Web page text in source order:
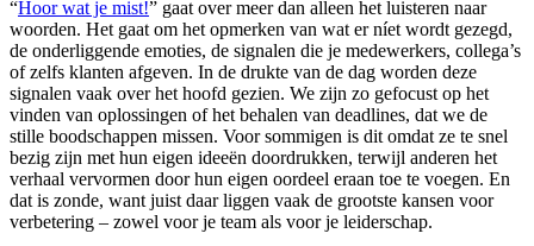
“Hoor wat je mist!” gaat over meer dan alleen het luisteren naar
woorden. Het gaat om het opmerken van wat er níet wordt gezegd,
de onderliggende emoties, de signalen die je medewerkers, collega’s
of zelfs klanten afgeven. In de drukte van de dag worden deze
signalen vaak over het hoofd gezien. We zijn zo gefocust op het
vinden van oplossingen of het behalen van deadlines, dat we de
stille boodschappen missen. Voor sommigen is dit omdat ze te snel
bezig zijn met hun eigen ideeën doordrukken, terwijl anderen het
verhaal vervormen door hun eigen oordeel eraan toe te voegen. En
dat is zonde, want juist daar liggen vaak de grootste kansen voor
verbetering – zowel voor je team als voor je leiderschap.